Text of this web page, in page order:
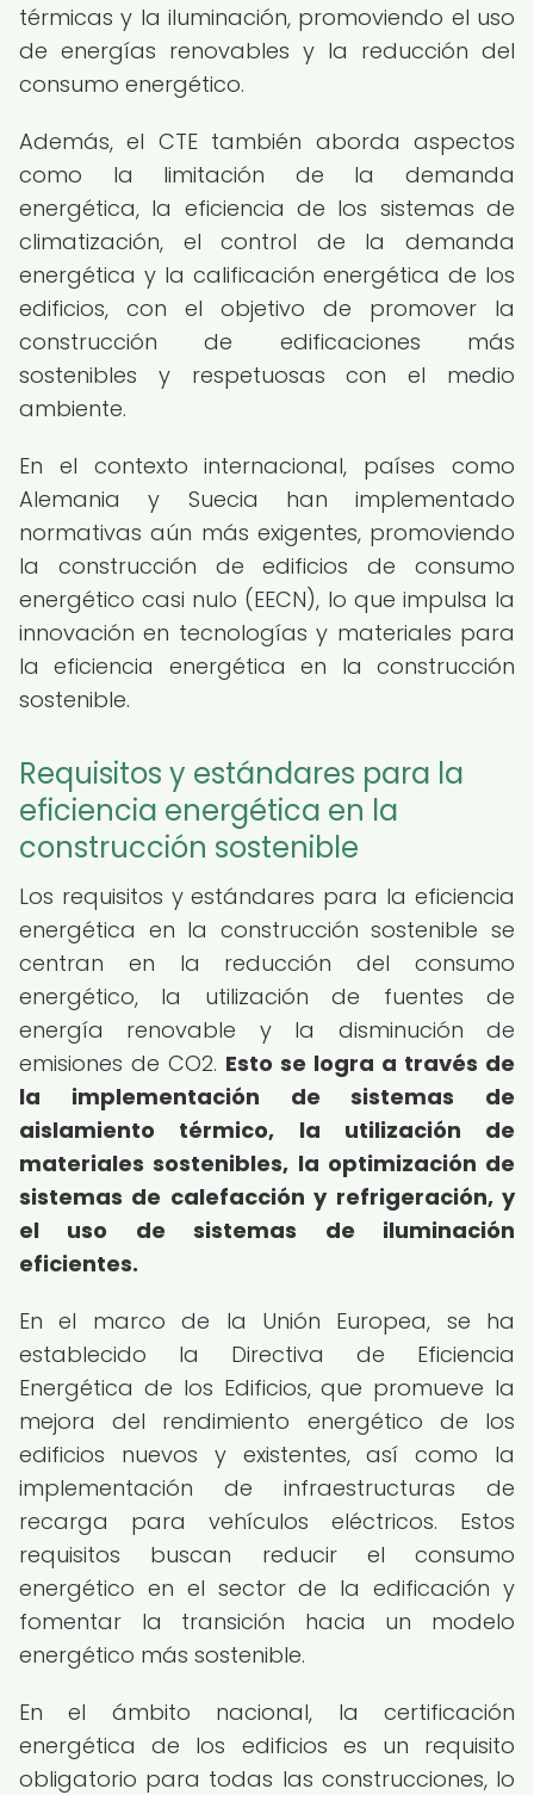
térmicas y la iluminación, promoviendo el uso
de energías renovables y la reducción del
consumo energético.
Además, el CTE también aborda aspectos
como la limitación de la demanda
energética, la eficiencia de los sistemas de
climatización, el control de la demanda
energética y la calificación energética de los
edificios, con el objetivo de promover la
construcción de edificaciones más
sostenibles y respetuosas con el medio
ambiente.
En el contexto internacional, países como
Alemania y Suecia han implementado
normativas aún más exigentes, promoviendo
la construcción de edificios de consumo
energético casi nulo (EECN), lo que impulsa la
innovación en tecnologías y materiales para
la eficiencia energética en la construcción
sostenible.
Requisitos y estándares para la
eficiencia energética en la
construcción sostenible
Los requisitos y estándares para la eficiencia
energética en la construcción sostenible se
centran en la reducción del consumo
energético, la utilización de fuentes de
energía renovable y la disminución de
emisiones de CO2. Esto se logra a través de
la implementación de sistemas de
aislamiento térmico, la utilización de
materiales sostenibles, la optimización de
sistemas de calefacción y refrigeración, y
el uso de sistemas de iluminación
eficientes.
En el marco de la Unión Europea, se ha
establecido la Directiva de Eficiencia
Energética de los Edificios, que promueve la
mejora del rendimiento energético de los
edificios nuevos y existentes, así como la
implementación de infraestructuras de
recarga para vehículos eléctricos. Estos
requisitos buscan reducir el consumo
energético en el sector de la edificación y
fomentar la transición hacia un modelo
energético más sostenible.
En el ámbito nacional, la certificación
energética de los edificios es un requisito
obligatorio para todas las construcciones, lo